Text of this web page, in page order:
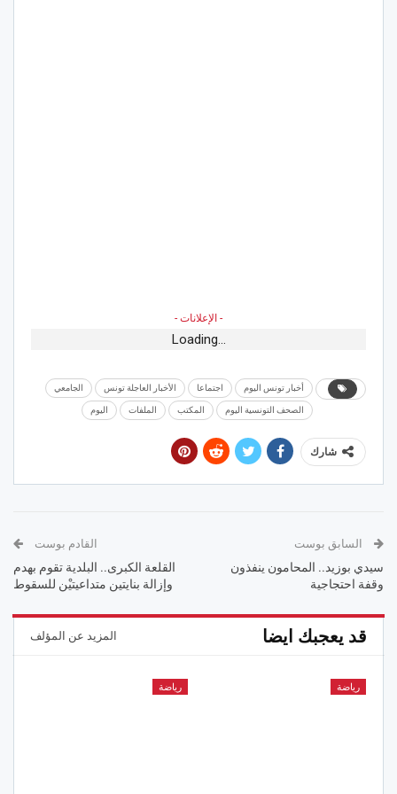
- الإعلانات -
Loading...
أخبار تونس اليوم اجتماعا الأخبار العاجلة تونس الجامعي
الصحف التونسية اليوم المكتب الملفات اليوم
شارك
السابق بوست
سيدي بوزيد.. المحامون ينفذون
وقفة احتجاجية
القادم بوست
القلعة الكبرى.. البلدية تقوم بهدم
وإزالة بنايتين متداعيتيْن للسقوط
قد يعجبك ايضا المزيد عن المؤلف
رياضة رياضة